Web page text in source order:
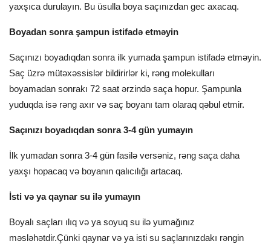
yaxşıca durulayın. Bu üsulla boya saçınızdan gec axacaq.
Boyadan sonra şampun istifadə etməyin
Saçınızı boyadıqdan sonra ilk yumada şampun istifadə etməyin.
Saç üzrə mütəxəssislər bildirirlər ki, rəng molekulları
boyamadan sonrakı 72 saat ərzində saça hopur. Şampunla
yuduqda isə rəng axır və saç boyanı tam olaraq qəbul etmir.
Saçınızı boyadıqdan sonra 3-4 gün yumayın
İlk yumadan sonra 3-4 gün fasilə versəniz, rəng saça daha
yaxşı hopacaq və boyanın qalıcılığı artacaq.
İsti və ya qaynar su ilə yumayın
Boyalı saçları ılıq və ya soyuq su ilə yumağınız
məsləhətdir.Çünki qaynar və ya isti su saçlarınızdakı rəngin